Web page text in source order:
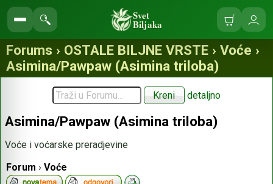
Pretraga
sajta
Svet
Biljaka Korpa
se
Forums › OSTALE BILJNE VRSTE › Voće ›
Asimina/Pawpaw (Asimina triloba)
detaljno
Asimina/Pawpaw (Asimina triloba)
Voće i voćarske preradjevine
Forum › Voće